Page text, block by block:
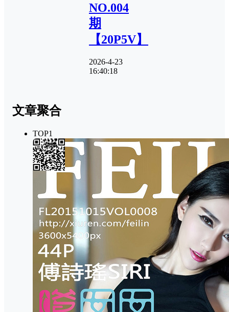
NO.004
期
【20P5V】
2026-4-23
16:40:18
文章聚合
TOP1